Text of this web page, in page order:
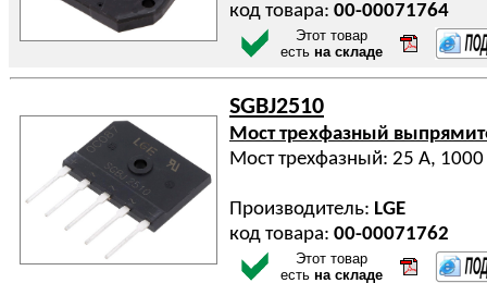
код товара: 00-00071764
Этот товар
есть на складе
SGBJ2510
Мост трехфазный
Мост трехфазный: 25 А, 1000
Производитель: LGE
код товара: 00-00071762
Этот товар
есть на складе